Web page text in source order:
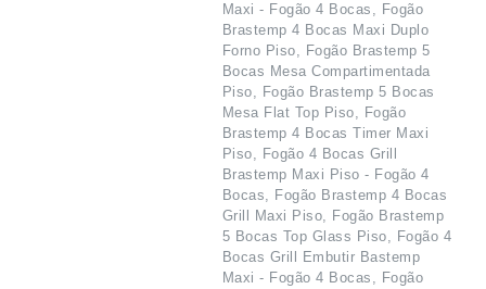
Maxi - Fogão 4 Bocas, Fogão
Brastemp 4 Bocas Maxi Duplo
Forno Piso, Fogão Brastemp 5
Bocas Mesa Compartimentada
Piso, Fogão Brastemp 5 Bocas
Mesa Flat Top Piso, Fogão
Brastemp 4 Bocas Timer Maxi
Piso, Fogão 4 Bocas Grill
Brastemp Maxi Piso - Fogão 4
Bocas, Fogão Brastemp 4 Bocas
Grill Maxi Piso, Fogão Brastemp
5 Bocas Top Glass Piso, Fogão 4
Bocas Grill Embutir Bastemp
Maxi - Fogão 4 Bocas, Fogão